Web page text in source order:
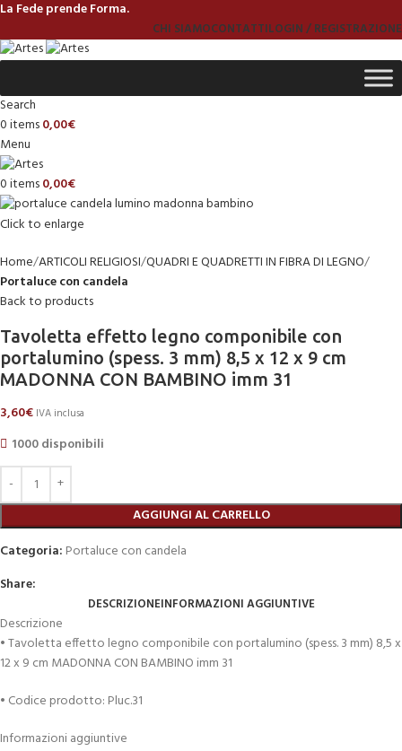
La Fede prende Forma.
CHI SIAMOCONTATTILOGIN / REGISTRAZIONE
Search
0items0,00€
Menu
0items0,00€
Click to enlarge
Home ARTICOLI RELIGIOSI QUADRI E QUADRETTI IN FIBRA DI LEGNO
Portaluce con candela
Back to products
Tavoletta effetto legno componibile con
portalumino (spess. 3 mm) 8,5 x 12 x 9 cm
MADONNA CON BAMBINO imm 31
3,60€ IVA inclusa
1000 disponibili
AGGIUNGI AL CARRELLO
Categoria: Portaluce con candela
Share:
DESCRIZIONEINFORMAZIONI AGGIUNTIVE
Descrizione
• Tavoletta effetto legno componibile con portalumino (spess. 3 mm) 8,5 x
12 x 9 cm MADONNA CON BAMBINO imm 31
• Codice prodotto: Pluc.31
Informazioni aggiuntive